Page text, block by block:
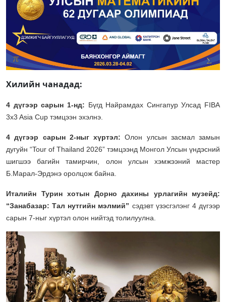
Хилийн чанадад:
4 дүгээр сарын 1-нд: Бүгд Найрамдах Сингапур Улсад FIBA
3x3 Asia Cup тэмцээн эхэлнэ.
4 дүгээр сарын 2-ныг хүртэл: Олон улсын засмал замын
дугуйн “Tour of Thailand 2026” тэмцээнд Монгол Улсын үндэсний
шигшээ багийн тамирчин, олон улсын хэмжээний мастер
Б.Марал-Эрдэнэ оролцож байна.
Италийн Турин хотын Дорно дахины урлагийн музейд:
“Занабазар: Тал нутгийн мэлмий” сэдэвт үзэсгэлэнг 4 дүгээр
сарын 7-ныг хүртэл олон нийтэд толилуулна.